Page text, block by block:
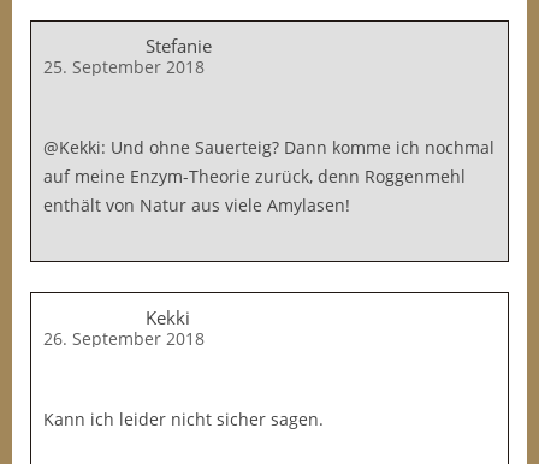
Stefanie
25. September 2018
@Kekki: Und ohne Sauerteig? Dann komme ich nochmal
auf meine Enzym-Theorie zurück, denn Roggenmehl
enthält von Natur aus viele Amylasen!
Kekki
26. September 2018
Kann ich leider nicht sicher sagen.